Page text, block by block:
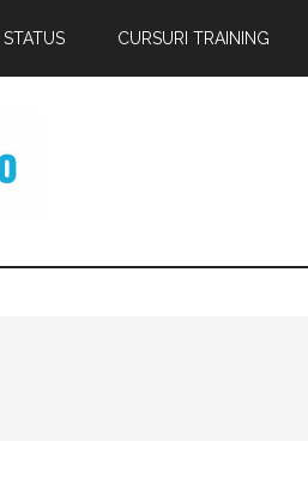
STATUS CURSURI TRAINING